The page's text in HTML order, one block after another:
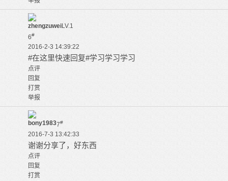
zhengzuweiLV.1
6#
2016-2-3 14:39:22
#在这里快速回复#学习学习学习
点评
回复
打赏
举报
bony19837#
2016-7-3 13:42:33
谢谢分享了，好东西
点评
回复
打赏